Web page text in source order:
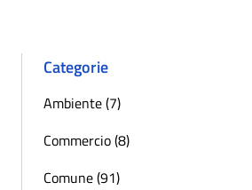
Categorie
Ambiente (7)
Commercio (8)
Comune (91)